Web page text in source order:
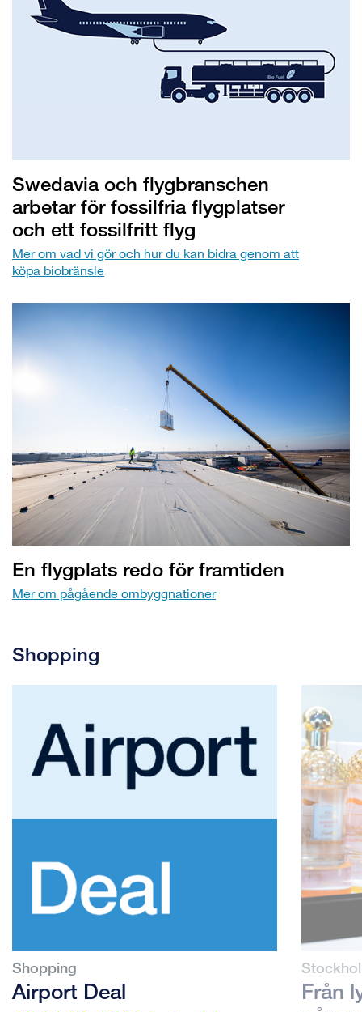
Swedavia och flygbranschen
arbetar för fossilfria flygplatser
och ett fossilfritt flyg
Mer om vad vi gör och hur du kan bidra genom att
köpa biobränsle
En flygplats redo för framtiden
Mer om pågående ombyggnationer
Shopping
Shopping
Airport Deal
Från